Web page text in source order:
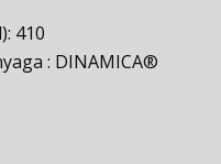
410
: DINAMICA®